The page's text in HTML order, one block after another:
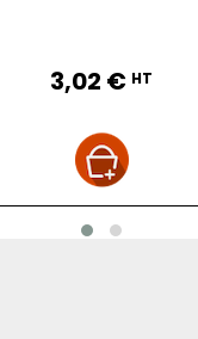
3,02 € HT